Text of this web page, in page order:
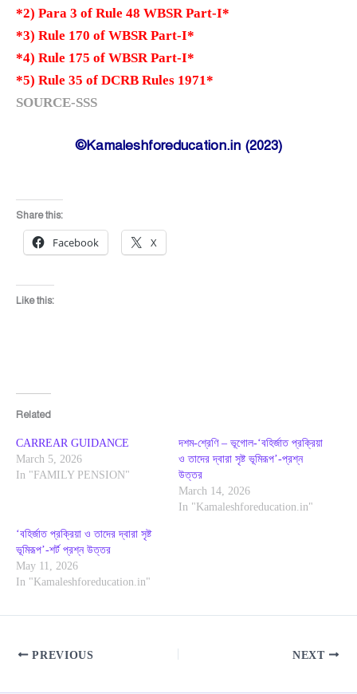
*2) Para 3 of Rule 48 WBSR Part-I*
*3) Rule 170 of WBSR Part-I*
*4) Rule 175 of WBSR Part-I*
*5) Rule 35 of DCRB Rules 1971*
SOURCE-SSS
©Kamaleshforeducation.in (2023)
Share this:
Facebook X
Like this:
Related
CARREAR GUIDANCE
March 5, 2026
In "FAMILY PENSION"
দশম-শ্রেণি – ভূগোল-‘বহির্জাত প্রক্রিয়া
ও তাদের দ্বারা সৃষ্ট ভূমিরূপ’-প্রশ্ন
উত্তর
March 14, 2026
In "Kamaleshforeducation.in"
‘বহির্জাত প্রক্রিয়া ও তাদের দ্বারা সৃষ্ট
ভূমিরূপ’-শর্ট প্রশ্ন উত্তর
May 11, 2026
In "Kamaleshforeducation.in"
PREVIOUS NEXT